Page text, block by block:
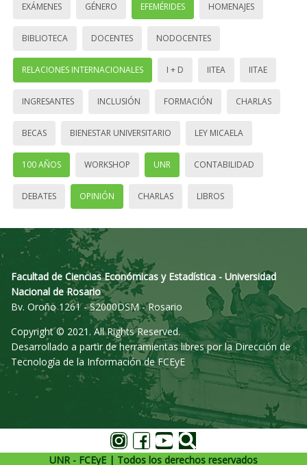
EXÁMENES GÉNERO EFEMÉRIDES HOMENAJES
BIBLIOTECA DOCENTES NODOCENTES
RELACIONES INTERNACIONALES I + D IITEA IITAE
INGRESANTES INCLUSIÓN FORMACIÓN CHARLAS
BECAS BIENESTAR UNIVERSITARIO LEY MICAELA
100 AÑOS WORKSHOP UNR CONTABILIDAD
DEBATES OPINIÓN CHARLAS LIBROS
Facultad de Ciencias Económicas y Estadística - Universidad
Nacional de Rosario
Bv. Oroño 1261 - S2000DSM - Rosario
Copyright © 2021. All Rights Reserved.
Desarrollado a partir de herramientas libres por la Dirección de
Tecnología de la Información de FCEyE
UNR - FCEyE | Todos los derechos reservados